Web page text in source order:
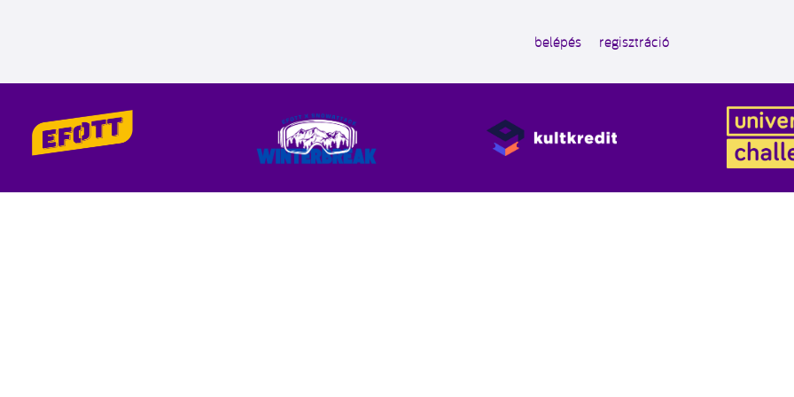
belépés regisztráció